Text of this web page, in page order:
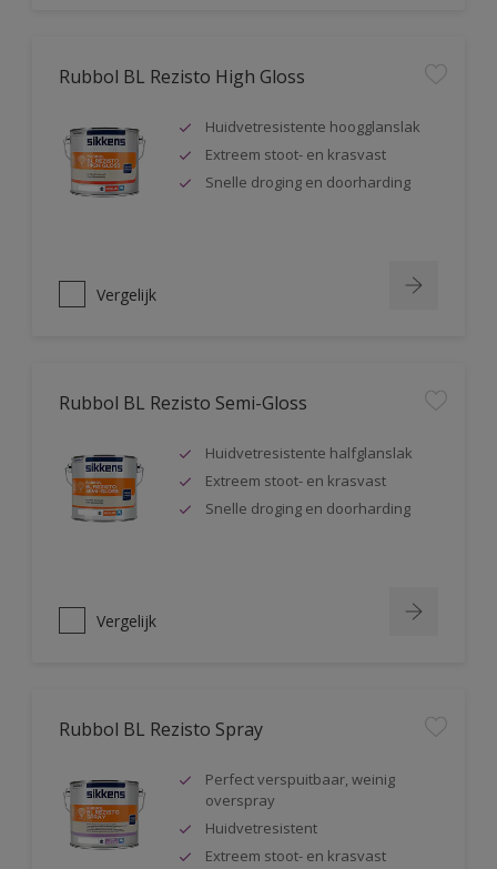
Rubbol BL Rezisto High Gloss
Huidvetresistente hoogglanslak
Extreem stoot- en krasvast
Snelle droging en doorharding
Vergelijk
Rubbol BL Rezisto Semi-Gloss
Huidvetresistente halfglanslak
Extreem stoot- en krasvast
Snelle droging en doorharding
Vergelijk
Rubbol BL Rezisto Spray
Perfect verspuitbaar, weinig
overspray
Huidvetresistent
Extreem stoot- en krasvast